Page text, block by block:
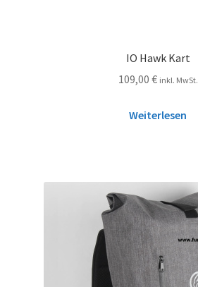
IO Hawk Kart
109,00 € inkl. MwSt.
Weiterlesen